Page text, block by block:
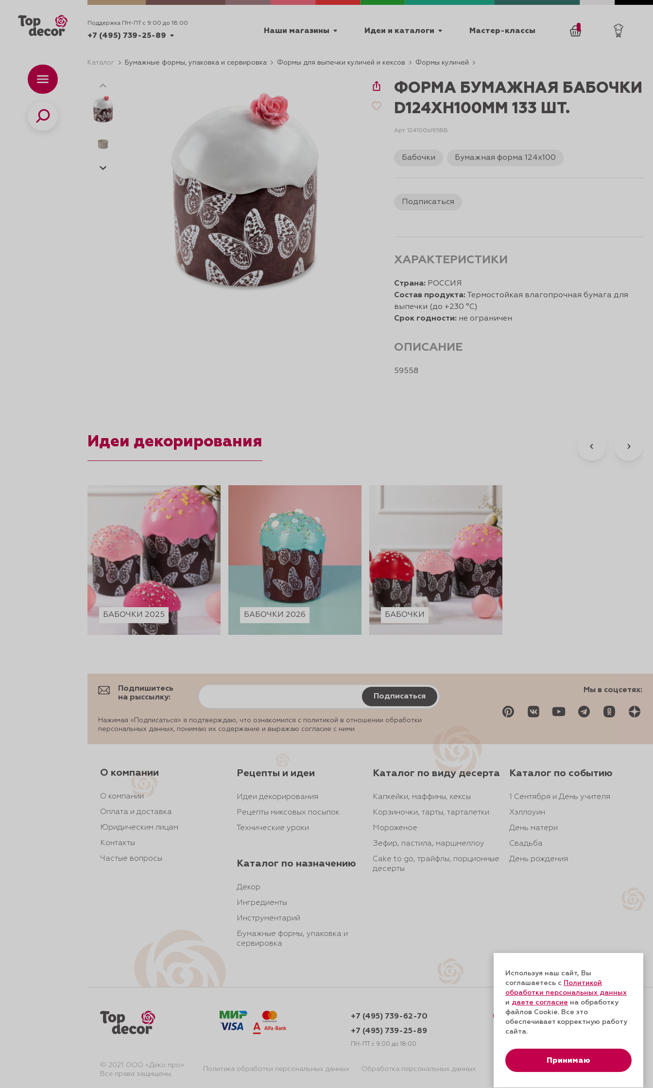
Поддержка ПН-ПТ с 9:00 до 18:00
+7 (495) 739-25-89
Наши магазины Идеи и каталоги
ПАСХА 2025 КАТАЛОГИ
Мастер-классы
Каталог
Поиск
Каталог Бумажные формы, упаковка и сервировка Формы для выпечки куличей и кексов Формы куличей
ФОРМА БУМАЖНАЯ БАБОЧКИ
D124XH100ММ 133 ШТ.
Арт. 124100sI95BB
Бабочки Бумажная форма 124х100
Подписаться
ОПИСАНИЕ
ХАРАКТЕРИСТИКИ
59558
Страна: РОССИЯ
Состав продукта: Термостойкая влагопрочная бумага для
выпечки (до +230 °С)
Срок годности: не ограничен
Идеи декорирования
БАБОЧКИ 2025 БАБОЧКИ 2026 БАБОЧКИ
Подпишитесь
на рыссылку:
Подписаться
Нажимая «Подписаться» я подтверждаю, что ознакомился с политикой в отношении обработки
персональных данных, понимаю их содержание и выражаю согласие с ними
Мы в соцсетях:
О компании
О компании
Оплата и доставка
Юридическим лицам
Контакты
Частые вопросы
Рецепты и идеи
Идеи декорирования
Рецепты миксовых посыпок
Технические уроки
Каталог по назначению
Декор
Ингредиенты
Инструментарий
Бумажные формы, упаковка и
сервировка
Каталог по виду десерта
Капкейки, маффины, кексы
Корзиночки, тарты, тарталетки
Мороженое
Зефир, пастила, маршмеллоу
Cake to go, трайфлы, порционные
десерты
Каталог по событию
1 Сентября и День учителя
Хэллоуин
День матери
Свадьба
День рождения
+7 (495) 739-62-70
+7 (495) 739-25-89
ПН-ПТ с 9:00 до 18:00
Форма обратной связи
Политика обработки персональных данных Обработка персональных данных
© 2021 ООО «Деко про».
Все права защищены.
Используя наш сайт, Вы
соглашаетесь с Политикой
обработки персональных данных
и даете согласие на обработку
файлов Cookie. Все это
обеспечивает корректную работу
сайта.
Принимаю